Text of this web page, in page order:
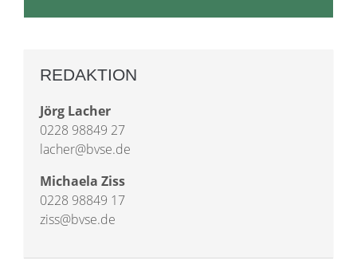
REDAKTION
Jörg Lacher
0228 98849 27
lacher@bvse.de
Michaela Ziss
0228 98849 17
ziss@bvse.de